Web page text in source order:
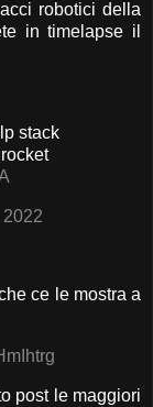
robotici della
in timelapse il
stack
2022
ce le mostra a
post le maggiori